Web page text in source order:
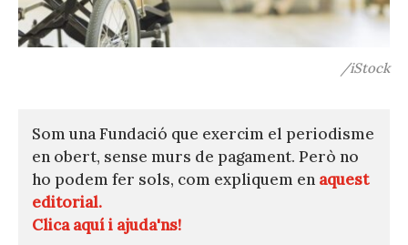
/iStock
Som una Fundació que exercim el periodisme
en obert, sense murs de pagament. Però no
ho podem fer sols, com expliquem en aquest
editorial.
Clica aquí i ajuda'ns!